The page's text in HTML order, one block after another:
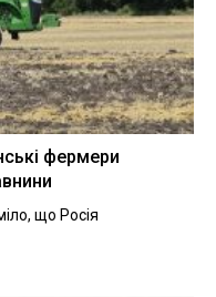
фермери
що Росія